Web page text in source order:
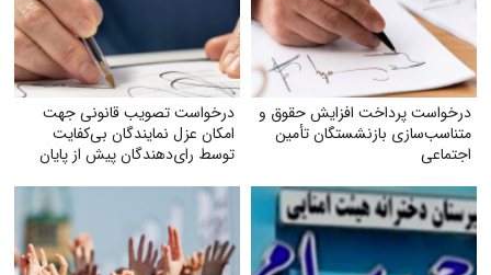
درخواست پرداخت افزایش حقوق و
متناسب‌سازی بازنشستگان تأمین
اجتماعی
درخواست تصویب قانونی جهت
امکان عزل نمایندگان بی‌کفایت
توسط رای‌دهندگان پیش از پایان